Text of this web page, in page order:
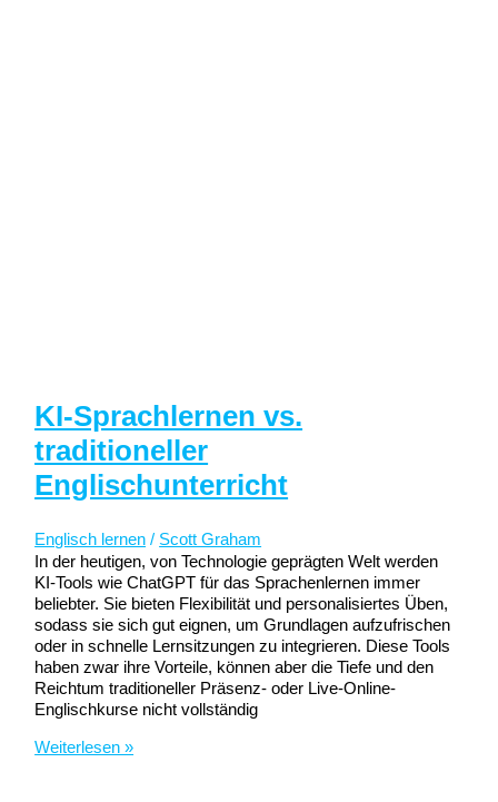
KI-Sprachlernen vs.
traditioneller
Englischunterricht
Englisch lernen / Scott Graham
In der heutigen, von Technologie geprägten Welt werden
KI-Tools wie ChatGPT für das Sprachenlernen immer
beliebter. Sie bieten Flexibilität und personalisiertes Üben,
sodass sie sich gut eignen, um Grundlagen aufzufrischen
oder in schnelle Lernsitzungen zu integrieren. Diese Tools
haben zwar ihre Vorteile, können aber die Tiefe und den
Reichtum traditioneller Präsenz- oder Live-Online-
Englischkurse nicht vollständig
KI-
Weiterlesen »